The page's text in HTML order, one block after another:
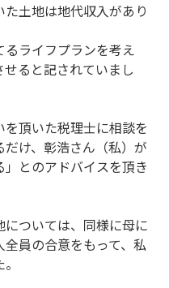
土地は地代収入があり
ライフプランを考え
ると記されていまし
頂いた税理士に相談を
け、彰浩さん（私）が
とのアドバイスを頂き
ついては、同様に母に
員の合意をもって、私